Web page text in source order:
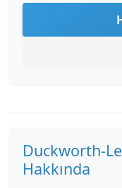
Duckworth-
Hakkında